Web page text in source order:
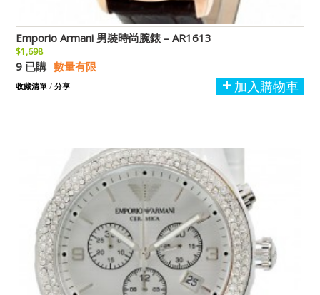
Emporio Armani 男裝時尚腕錶 – AR1613
$1,698
9 已購 數量有限
加入購物車
收藏清單 / 分享